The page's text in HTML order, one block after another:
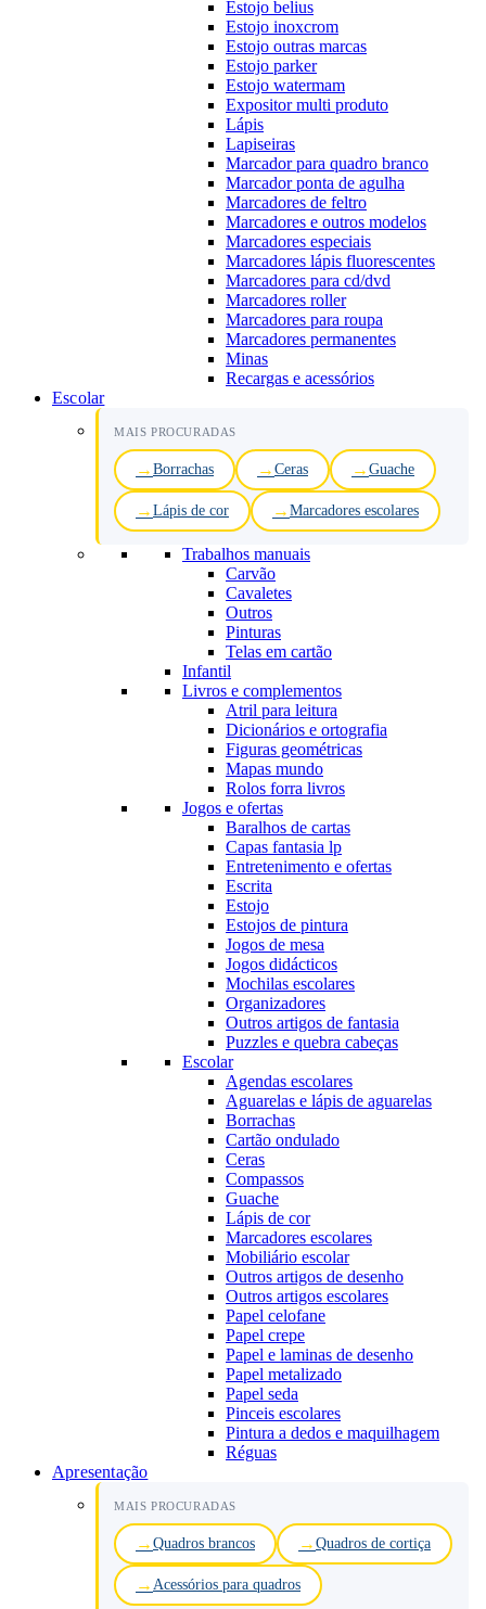
Estojo belius
Estojo inoxcrom
Estojo outras marcas
Estojo parker
Estojo watermam
Expositor multi produto
Lápis
Lapiseiras
Marcador para quadro branco
Marcador ponta de agulha
Marcadores de feltro
Marcadores e outros modelos
Marcadores especiais
Marcadores lápis fluorescentes
Marcadores para cd/dvd
Marcadores roller
Marcadores para roupa
Marcadores permanentes
Minas
Recargas e acessórios
Escolar
MAIS PROCURADAS
Borrachas Ceras Guache
Lápis de cor Marcadores escolares
Trabalhos manuais
Carvão
Cavaletes
Outros
Pinturas
Telas em cartão
Infantil
Livros e complementos
Atril para leitura
Dicionários e ortografia
Figuras geométricas
Mapas mundo
Rolos forra livros
Jogos e ofertas
Baralhos de cartas
Capas fantasia lp
Entretenimento e ofertas
Escrita
Estojo
Estojos de pintura
Jogos de mesa
Jogos didácticos
Mochilas escolares
Organizadores
Outros artigos de fantasia
Puzzles e quebra cabeças
Escolar
Agendas escolares
Aguarelas e lápis de aguarelas
Borrachas
Cartão ondulado
Ceras
Compassos
Guache
Lápis de cor
Marcadores escolares
Mobiliário escolar
Outros artigos de desenho
Outros artigos escolares
Papel celofane
Papel crepe
Papel e laminas de desenho
Papel metalizado
Papel seda
Pinceis escolares
Pintura a dedos e maquilhagem
Réguas
Apresentação
MAIS PROCURADAS
Quadros brancos Quadros de cortiça
Acessórios para quadros